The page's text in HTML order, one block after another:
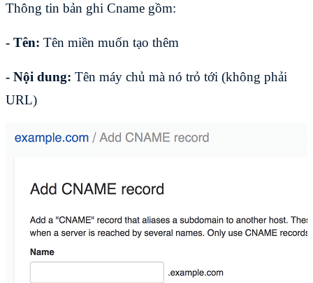
Thông tin bản ghi Cname gồm:
- Tên: Tên miền muốn tạo thêm
- Nội dung: Tên máy chủ mà nó trỏ tới (không phải
URL)